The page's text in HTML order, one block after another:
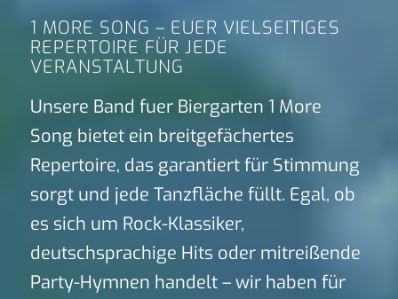
1 MORE SONG – EUER VIELSEITIGES
REPERTOIRE FÜR JEDE
VERANSTALTUNG
Unsere Band fuer Biergarten 1 More
Song bietet ein breitgefächertes
Repertoire, das garantiert für Stimmung
sorgt und jede Tanzfläche füllt. Egal, ob
es sich um Rock-Klassiker,
deutschsprachige Hits oder mitreißende
Party-Hymnen handelt – wir haben für